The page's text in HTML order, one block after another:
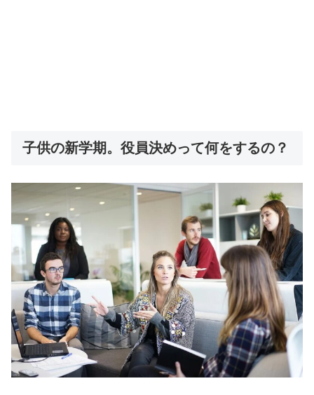
子供の新学期。役員決めって何をするの？